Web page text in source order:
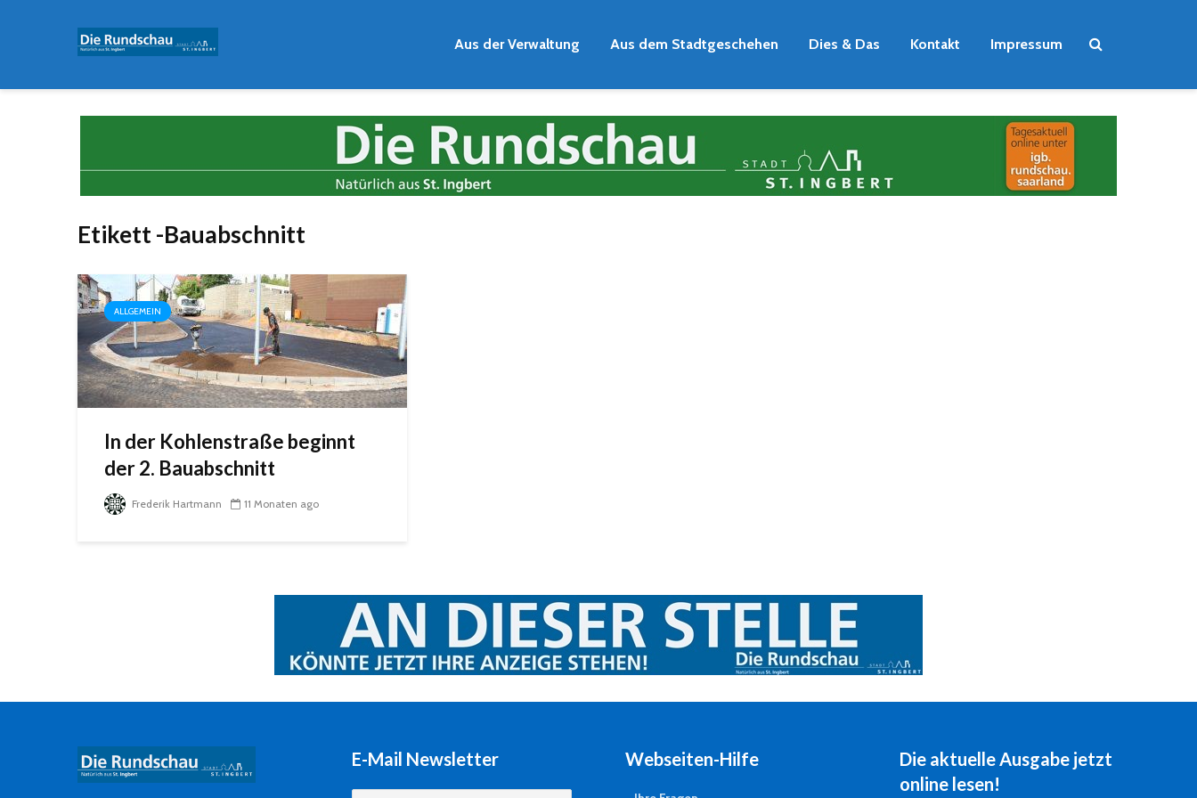
Aus der Verwaltung Aus dem Stadtgeschehen Dies & Das Kontakt Impressum
Etikett -Bauabschnitt
ALLGEMEIN
In der Kohlenstraße beginnt
der 2. Bauabschnitt
Frederik Hartmann 11 Monaten ago
E-Mail Newsletter Webseiten-Hilfe
Die aktuelle Ausgabe jetzt
online lesen!